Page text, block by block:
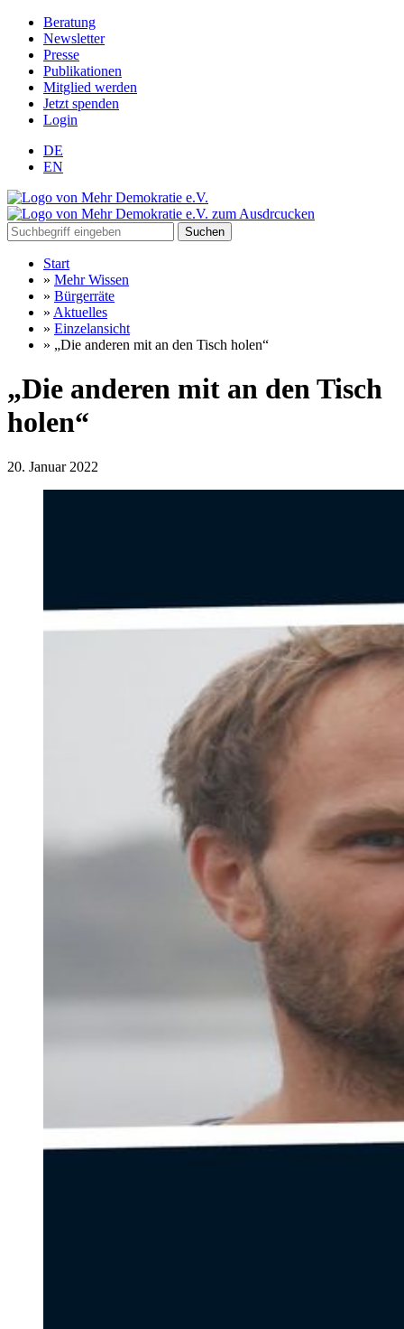
Beratung
Newsletter
Presse
Publikationen
Mitglied werden
Jetzt spenden
Login
DE
EN
Suchen
Start
» Mehr Wissen
» Bürgerräte
» Aktuelles
» Einzelansicht
» „Die anderen mit an den Tisch holen“
„Die anderen mit an den Tisch
holen“
20. Januar 2022